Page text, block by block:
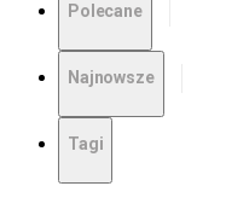
Polecane
Najnowsze
Tagi